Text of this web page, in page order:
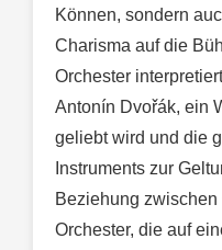
Können, sondern
Charisma auf die
Orchester
Antonín Dvořák, ein
geliebt wird und die
Instruments zur
Beziehung
Orchester, die auf